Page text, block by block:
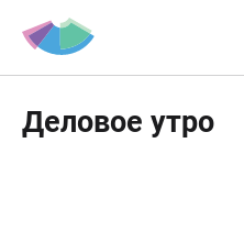
Деловое утро